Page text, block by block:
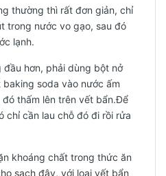
thường thì rất đơn giản, chỉ
trong nước vo gạo, sau đó
lạnh.
hơn, phải dùng bột nở
soda vào nước ấm
thấm lên trên vết bẩn.Để
chỉ cần lau chỗ đó đi rồi rửa
khoáng chất trong thức ăn
sạch đây, với loại vết bẩn